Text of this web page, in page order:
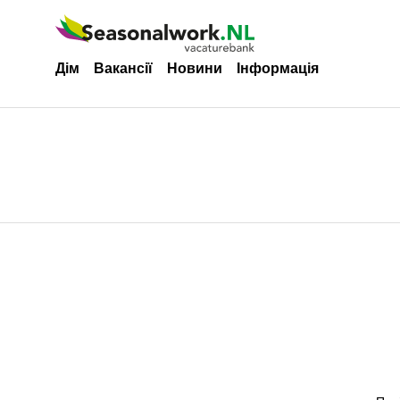
Дім Вакансії Новини Інформація